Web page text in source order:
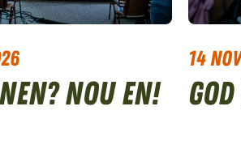
Nou en!
14 nov